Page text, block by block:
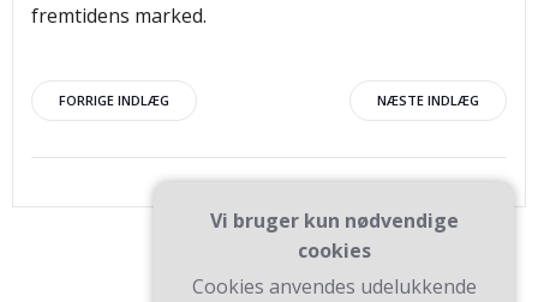
fremtidens marked.
Indlægsnavigation
FORRIGE INDLÆG NÆSTE INDLÆG
Vi bruger kun nødvendige
cookies
Cookies anvendes udelukkende